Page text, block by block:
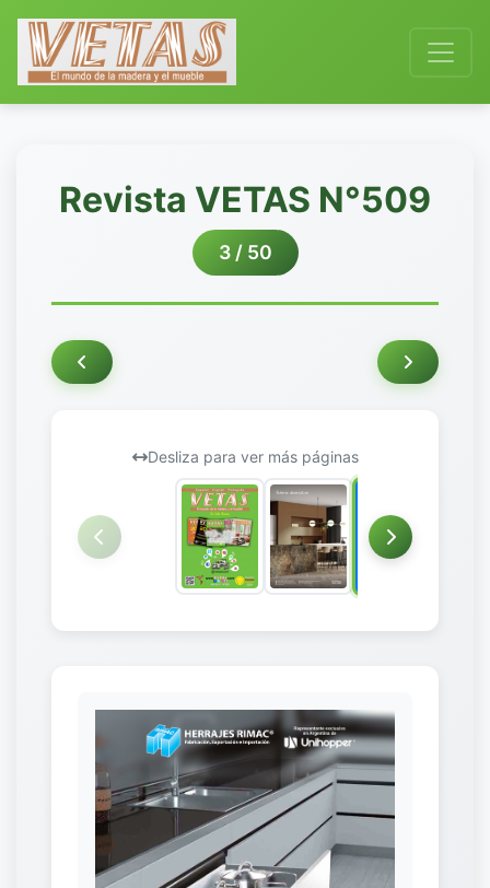
Revista VETAS N°509
3 / 50
Desliza para ver más páginas